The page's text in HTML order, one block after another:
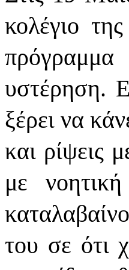
κολέγιο
πρόγραμμα
υστέρηση.
ξέρει να
και ρίψεις
με
του σε ότι